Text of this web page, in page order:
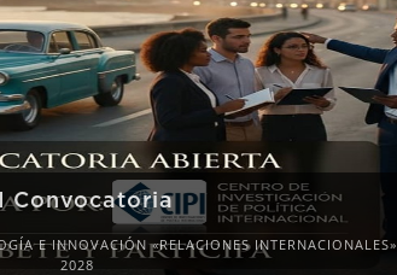
Convocatoria
E INNOVACIÓN «RELACIONES INTERNACIONALES»
2028